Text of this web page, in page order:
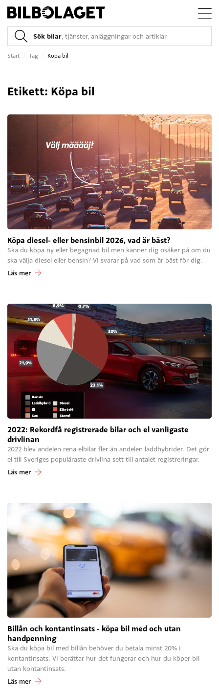
Sök bilar, tjänster, anläggningar och artiklar
Start Tag Kopa bil
Etikett: Köpa bil
Köpa diesel- eller bensinbil 2026, vad är bäst?
Ska du köpa ny eller begagnad bil men känner dig osäker på om du
ska välja diesel eller bensin? Vi svarar på vad som är bäst för dig.
Läs mer
2022: Rekordfå registrerade bilar och el vanligaste
drivlinan
2022 blev andelen rena elbilar fler än andelen laddhybrider. Det gör
el till Sveriges populäraste drivlina sett till antalet registreringar.
Läs mer
Billån och kontantinsats - köpa bil med och utan
handpenning
Ska du köpa bil med billån behöver du betala minst 20% i
kontantinsats. Vi berättar hur det fungerar och hur du köper bil
utan kontantinsats.
Läs mer